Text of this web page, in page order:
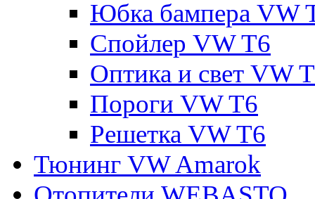
Юбка бампера VW
Спойлер VW T6
Оптика и свет VW
Пороги VW T6
Решетка VW T6
Тюнинг VW Amarok